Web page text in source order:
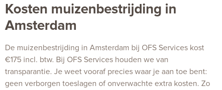
Kosten muizenbestrijding in
Amsterdam
De muizenbestrijding in Amsterdam bij OFS Services kost
€175 incl. btw. Bij OFS Services houden we van
transparantie. Je weet vooraf precies waar je aan toe bent:
geen verborgen toeslagen of onverwachte extra kosten. Zo